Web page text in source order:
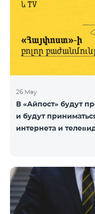
26 May
В «Айпост» будут
и будут
интернета и